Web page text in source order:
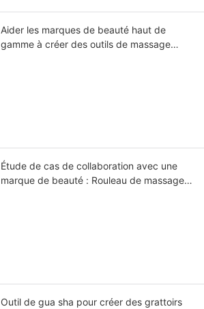
Aider les marques de beauté haut de
gamme à créer des outils de massage
Étude de cas de collaboration avec une
marque de beauté : Rouleau de massage
Outil de gua sha pour créer des grattoirs